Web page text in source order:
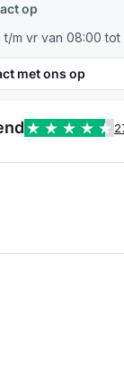
op
m vr van 08:00 tot
met ons op